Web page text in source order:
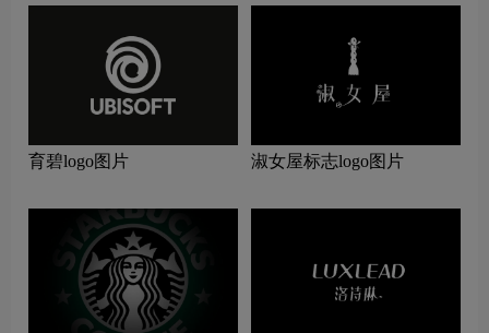
育碧logo图片 淑女屋标志logo图片